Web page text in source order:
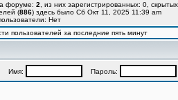
форуме: 2 , из них зарегистрированных: 0,
(886) здесь было Сб Окт 11, 2025 11:39 am
Нет
пользователей за последние пять минут
Имя: Пароль: